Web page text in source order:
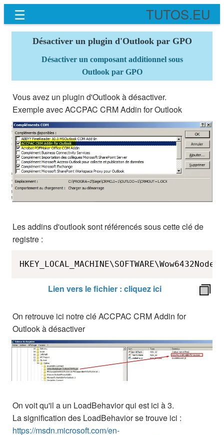
☰ TUTOS.EU
Désactiver un plugin d'Outlook par GPO
Désactiver un composant additionnel sous
Outlook par GPO
Vous avez un plugin d'Outlook à désactiver.
Exemple avec ACCPAC CRM Addin for Outlook
Les addins d'outlook sont référencés sous cette clé de
registre :
Lien vers le fichier : cliquez ici
On retrouve ici notre clé ACCPAC CRM Addin for
Outlook à désactiver
On voit qu'il a un LoadBehavior qui est ici à 3.
La signification des LoadBehavior se trouve ici :
https://msdn.microsoft.com/en-